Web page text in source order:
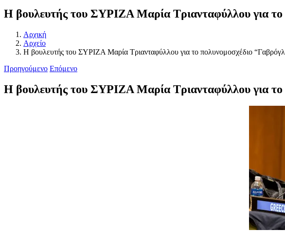
Η βουλευτής του ΣΥΡΙΖΑ Μαρία Τριανταφύλλου για
Αρχική
Αρχείο
Η βουλευτής του ΣΥΡΙΖΑ Μαρία Τριανταφύλλου για το πολυνομοσχέδιο
Προηγούμενο Επόμενο
Η βουλευτής του ΣΥΡΙΖΑ Μαρία Τριανταφύλλου για